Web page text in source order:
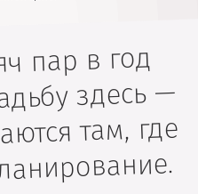
пар в год
здесь —
там, где